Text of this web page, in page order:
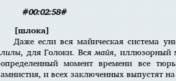
#00:02:58#
[шлока]
Даже если вся майическая система
лилы, для Голоки. Всямайя, иллюзорный
определенный момент времени все
амнистия, и всех заключенных выпустят